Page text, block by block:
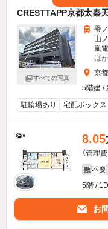
CRESTTAPP京都太秦
すべての写真
蚕
山
嵐
ほ
京
5階建 /
駐輪場あり
宅配ボックス
8.05
（管理
敷 不要
5階 /
お